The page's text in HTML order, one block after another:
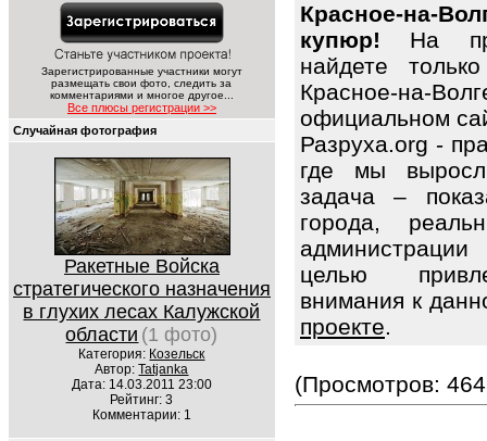
Зарегистрированные участники могут
размещать свои фото, следить за
комментариями и многое другое...
Все плюсы регистрации >>
Случайная фотография
Ракетные Войска
стратегического назначения
в глухих лесах Калужской
области (1 фото)
Категория: Козельск
Автор:Tatjanka
Дата: 14.03.2011 23:00
Рейтинг: 3
Комментарии: 1
Красное-на-
купюр! На
найдете
Красное-на-
официальном
Разруха.org -
где мы
задача –
города,
целью
внимания к
проекте.
(Просмотров: